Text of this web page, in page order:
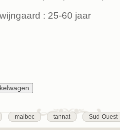
: 25-60 jaar
malbec tannat Sud-Ouest